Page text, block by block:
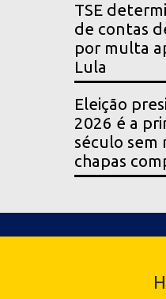
TSE
de contas
por multa
Lula
Eleição
2026 é a
século sem
chapas